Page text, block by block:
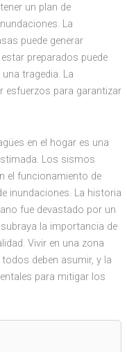
un plan de
La
puede generar
preparados puede
tragedia. La
esfuerzos para garantizar
en el hogar es una
Los sismos
el funcionamiento de
inundaciones. La historia
fue devastado por un
la importancia de
Vivir en una zona
deben asumir, y la
para mitigar los